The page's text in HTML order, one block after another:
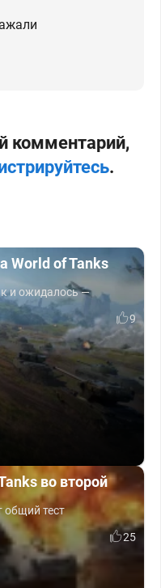
комментарий,
.
World of Tanks
и ожидалось —
9
во второй
общий тест
25